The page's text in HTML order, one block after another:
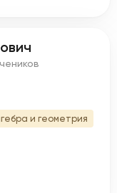
и геометрия